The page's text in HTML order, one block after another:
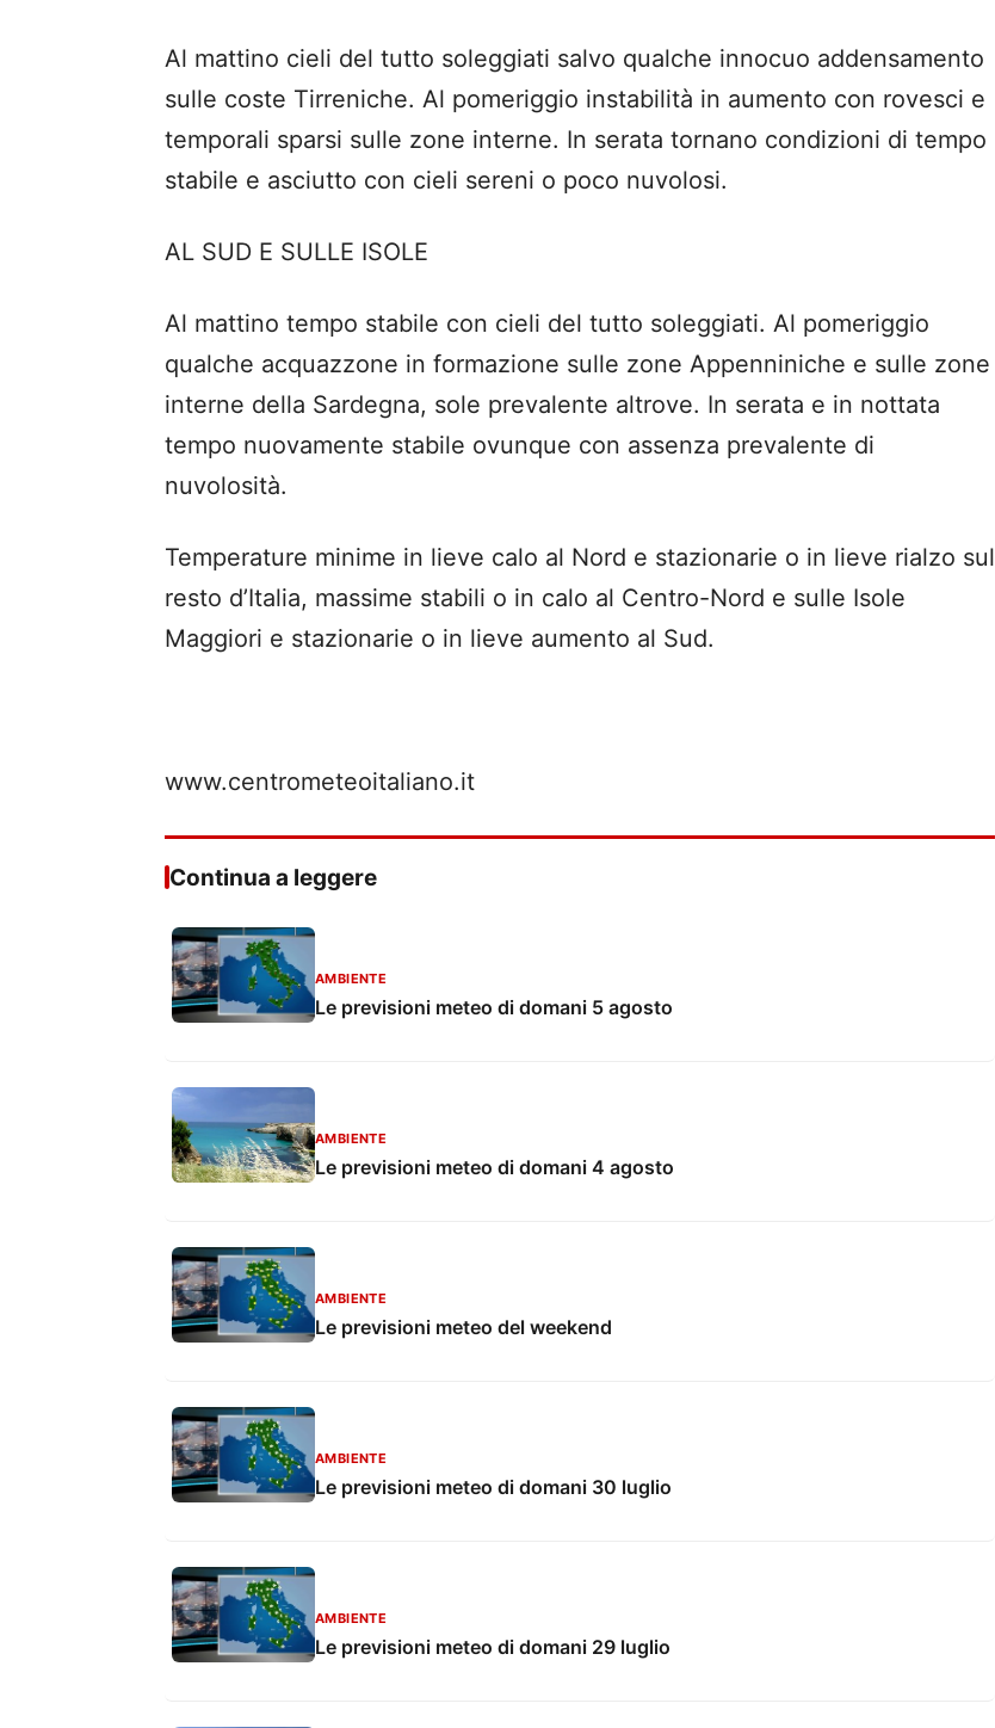
Al mattino cieli del tutto soleggiati salvo qualche innocuo addensamento
sulle coste Tirreniche. Al pomeriggio instabilità in aumento con rovesci e
temporali sparsi sulle zone interne. In serata tornano condizioni di tempo
stabile e asciutto con cieli sereni o poco nuvolosi.
AL SUD E SULLE ISOLE
Al mattino tempo stabile con cieli del tutto soleggiati. Al pomeriggio
qualche acquazzone in formazione sulle zone Appenniniche e sulle zone
interne della Sardegna, sole prevalente altrove. In serata e in nottata
tempo nuovamente stabile ovunque con assenza prevalente di
nuvolosità.
Temperature minime in lieve calo al Nord e stazionarie o in lieve rialzo sul
resto d’Italia, massime stabili o in calo al Centro-Nord e sulle Isole
Maggiori e stazionarie o in lieve aumento al Sud.
www.centrometeoitaliano.it
Continua a leggere
AMBIENTE
Le previsioni meteo di domani 5 agosto
AMBIENTE
Le previsioni meteo di domani 4 agosto
AMBIENTE
Le previsioni meteo del weekend
AMBIENTE
Le previsioni meteo di domani 30 luglio
AMBIENTE
Le previsioni meteo di domani 29 luglio